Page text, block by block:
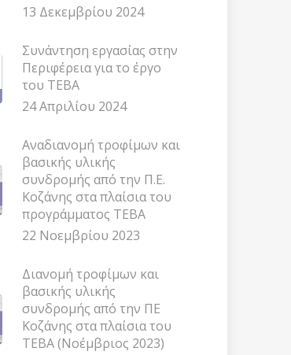
13 Δεκεμβρίου 2024
Συνάντηση εργασίας στην
Περιφέρεια για το έργο
του ΤΕΒΑ
24 Απριλίου 2024
Αναδιανομή τροφίμων και
βασικής υλικής
συνδρομής από την Π.Ε.
Κοζάνης στα πλαίσια του
προγράμματος ΤΕΒΑ
22 Νοεμβρίου 2023
Διανομή τροφίμων και
βασικής υλικής
συνδρομής από την ΠΕ
Κοζάνης στα πλαίσια του
ΤΕΒΑ (Νοέμβριος 2023)